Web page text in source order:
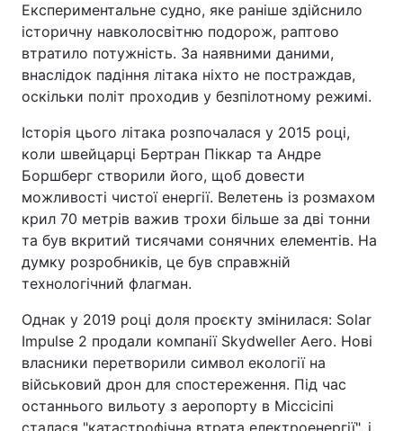
Експериментальне судно, яке раніше здійснило
історичну навколосвітню подорож, раптово
втратило потужність. За наявними даними,
внаслідок падіння літака ніхто не постраждав,
оскільки політ проходив у безпілотному режимі.
Історія цього літака розпочалася у 2015 році,
коли швейцарці Бертран Піккар та Андре
Боршберг створили його, щоб довести
можливості чистої енергії. Велетень із розмахом
крил 70 метрів важив трохи більше за дві тонни
та був вкритий тисячами сонячних елементів. На
думку розробників, це був справжній
технологічний флагман.
Однак у 2019 році доля проєкту змінилася: Solar
Impulse 2 продали компанії Skydweller Aero. Нові
власники перетворили символ екології на
військовий дрон для спостереження. Під час
останнього вильоту з аеропорту в Міссісіпі
сталася "катастрофічна втрата електроенергії", і